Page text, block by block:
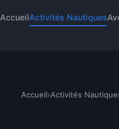
AccueilActivités Nautiques
Accueil›Activités